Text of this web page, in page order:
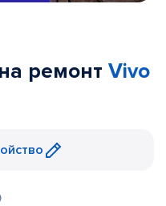
ремонт Vivo